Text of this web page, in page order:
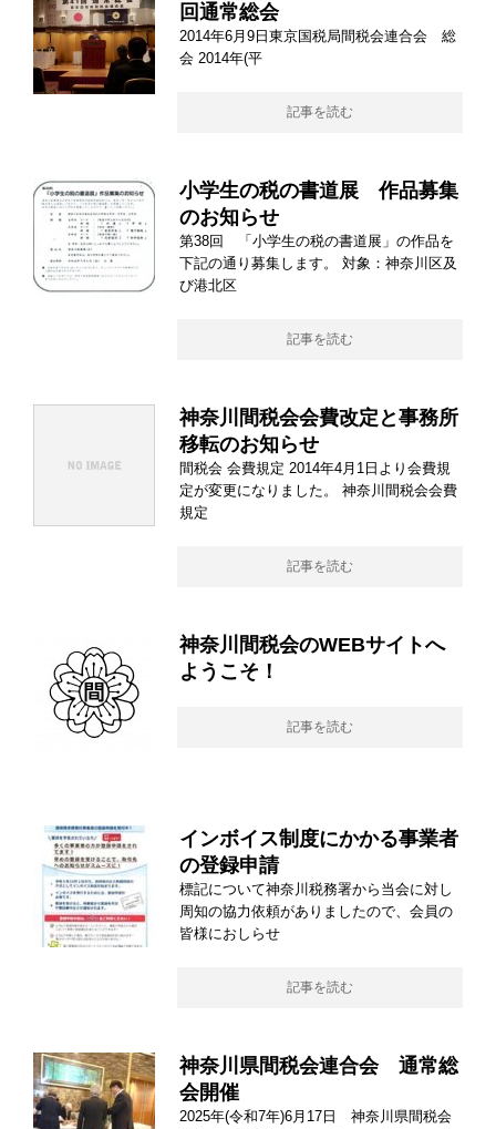
回通常総会
2014年6月9日東京国税局間税会連合会 総
会 2014年(平
記事を読む
小学生の税の書道展 作品募集
のお知らせ
第38回 「小学生の税の書道展」の作品を
下記の通り募集します。 対象：神奈川区及
び港北区
記事を読む
神奈川間税会会費改定と事務所
移転のお知らせ
間税会 会費規定 2014年4月1日より会費規
定が変更になりました。 神奈川間税会会費
規定
記事を読む
神奈川間税会のWEBサイトへ
ようこそ！
記事を読む
インボイス制度にかかる事業者
の登録申請
標記について神奈川税務署から当会に対し
周知の協力依頼がありましたので、会員の
皆様におしらせ
記事を読む
神奈川県間税会連合会 通常総
会開催
2025年(令和7年)6月17日 神奈川県間税会